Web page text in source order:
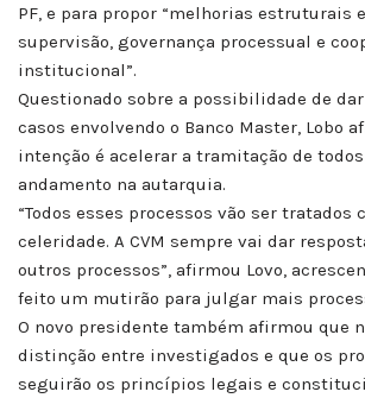
PF, e para propor “melhorias estruturais
supervisão, governança processual e
institucional”.
Questionado sobre a possibilidade de
casos envolvendo o Banco Master, Lobo
intenção é acelerar a tramitação de
andamento na autarquia.
“Todos esses processos vão ser tratados
celeridade. A CVM sempre vai dar
outros processos”, afirmou Lovo,
feito um mutirão para julgar mais
O novo presidente também afirmou que
distinção entre investigados e que os
seguirão os princípios legais e